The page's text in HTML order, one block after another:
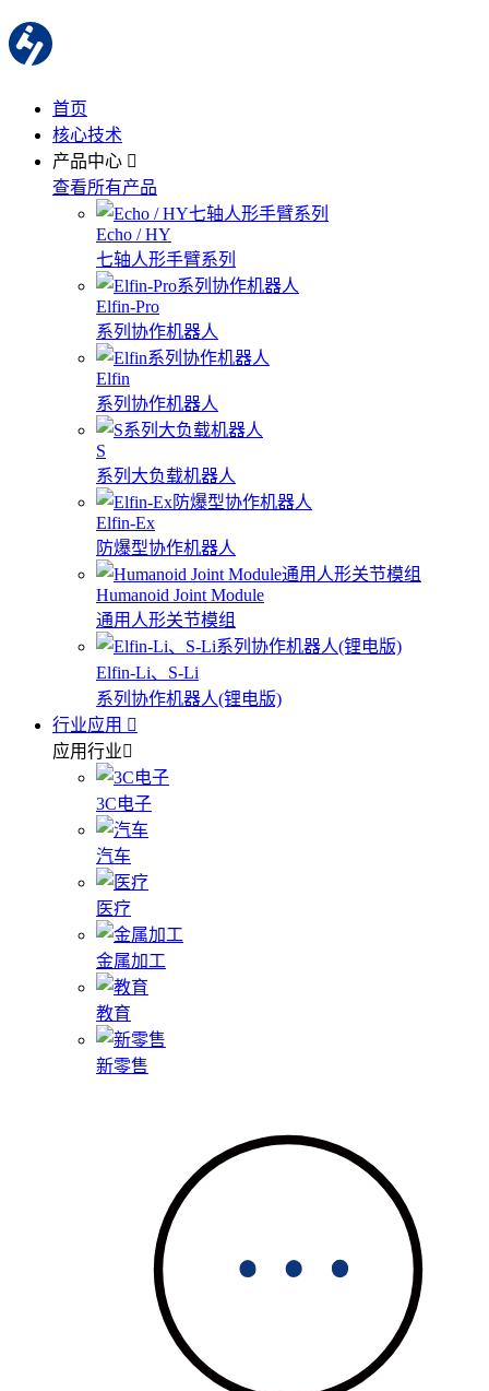
首页
核心技术
产品中心
查看所有产品
Echo / HY
七轴人形手臂系列
Elfin-Pro
系列协作机器人
Elfin
系列协作机器人
S
系列大负载机器人
Elfin-Ex
防爆型协作机器人
Humanoid Joint Module
通用人形关节模组
Elfin-Li、S-Li
系列协作机器人(锂电版)
行业应用
应用行业
3C电子
汽车
医疗
金属加工
教育
新零售